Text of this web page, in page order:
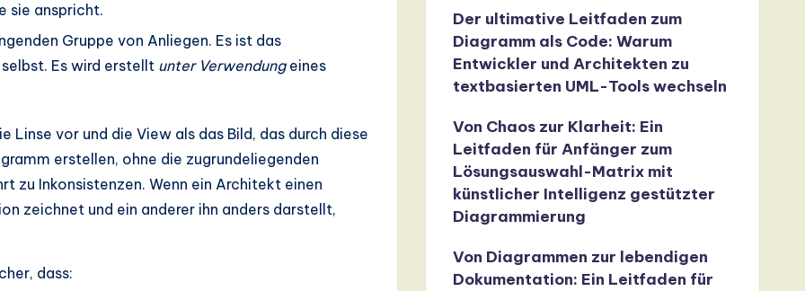
sie anspricht.
Gruppe von Anliegen. Es ist das
Es wird erstellt unter Verwendungeines
Linse vor und die View als das Bild, das durch diese
erstellen, ohne die zugrundeliegenden
zu Inkonsistenzen. Wenn ein Architekt einen
zeichnet und ein anderer ihn anders darstellt,
dass:
Der ultimative Leitfaden zum
Diagramm als Code: Warum
Entwickler und Architekten zu
textbasierten UML-Tools wechseln
Von Chaos zur Klarheit: Ein
Leitfaden für Anfänger zum
Lösungsauswahl-Matrix mit
künstlicher Intelligenz gestützter
Diagrammierung
Von Diagrammen zur lebendigen
Dokumentation: Ein Leitfaden für